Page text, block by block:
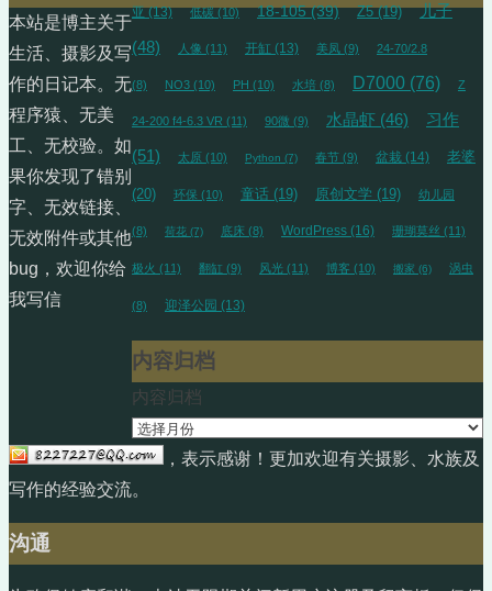
亚(13) 低碳(10) 18-105(39) Z5(19) 儿子
(48) 人像 (11) 开缸 (13) 美凤 (9) 24-70/2.8
(8) NO3 (10) PH (10) 水培 (8) D7000 (76) Z
24-200 f4-6.3 VR (11) 90微 (9) 水晶虾 (46) 习作
(51) 太原 (10) Python (7) 春节 (9) 盆栽 (14) 老婆
(20) 环保 (10) 童话 (19) 原创文学 (19) 幼儿园
(8) 荷花 (7) 底床 (8) WordPress (16) 珊瑚莫丝 (11)
极火 (11) 翻缸 (9) 风光 (11) 博客 (10) 搬家 (6) 涡虫
(8) 迎泽公园 (13)
内容归档
内容归档
本站是博主关于
生活、摄影及写
作的日记本。无
程序猿、无美
工、无校验。如
果你发现了错别
字、无效链接、
无效附件或其他
bug，欢迎你给
我写信
，表示感谢！更加欢迎有关摄影、水族及
写作的经验交流。
沟通